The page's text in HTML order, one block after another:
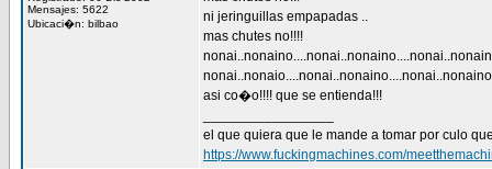
Mensajes: 5622
Ubicaci�n: bilbao
ni jeringuillas empapadas ..
mas chutes no!!!!
asi co�o!!!! que se entienda!!!
el que quiera que le mande a tomar por culo
https://www.fuckingmachines.com/